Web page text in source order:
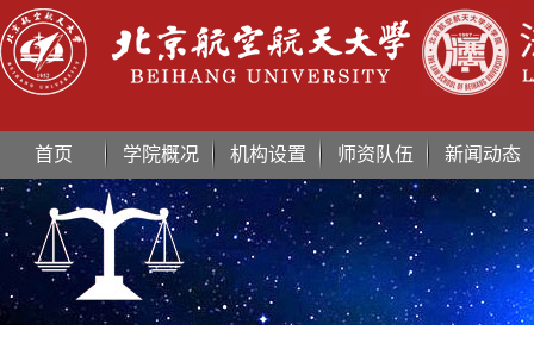
首页 学院概况 机构设置 师资队伍 新闻动态